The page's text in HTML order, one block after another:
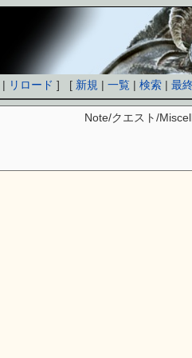
| リロード ] [ 新規 |一覧 |検索 |最
Note/クエスト/